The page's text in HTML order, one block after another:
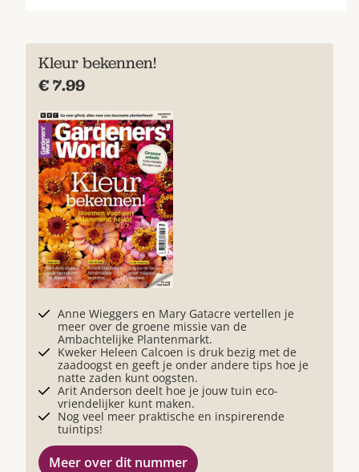
Kleur bekennen!
€ 7.99
Anne Wieggers en Mary Gatacre vertellen je
meer over de groene missie van de
Ambachtelijke Plantenmarkt.
Kweker Heleen Calcoen is druk bezig met de
zaadoogst en geeft je onder andere tips hoe je
natte zaden kunt oogsten.
Arit Anderson deelt hoe je jouw tuin eco-
vriendelijker kunt maken.
Nog veel meer praktische en inspirerende
tuintips!
Meer over dit nummer